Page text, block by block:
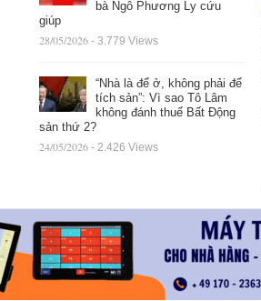
bà Ngô Phương Ly cứu
giúp
28/05/2026 - 3.779 Views
“Nhà là để ở, không phải để
tích sản”: Vì sao Tô Lâm
không đánh thuế Bất Động
sản thứ 2?
24/05/2026 - 2.426 Views